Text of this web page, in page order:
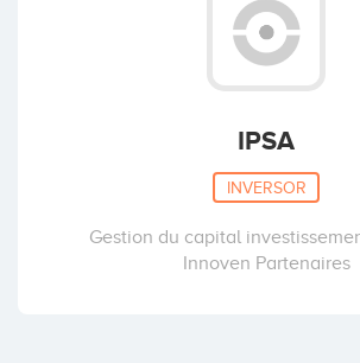
IPSA
INVERSOR
Gestion du capital
Innoven Partenaires